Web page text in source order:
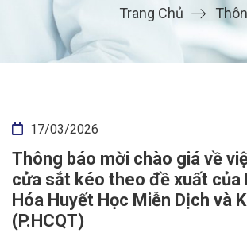
Trang Chủ
17/03/2026
Thông báo mời chào giá về
cửa sắt kéo theo đề xuất của
Hóa Huyết Học Miễn Dịch và
(P.HCQT)